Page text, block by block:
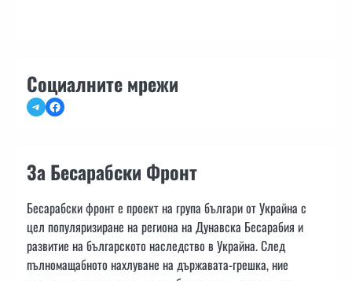
Социалните мрежи
TelegramFacebook
За Бесарабски Фронт
Бесарабски фронт е проект на група българи от Украйна с
цел популяризиране на региона на Дунавска Бесарабия и
развитие на българското наследство в Украйна. След
пълномащабното нахлуване на държавата-грешка, ние